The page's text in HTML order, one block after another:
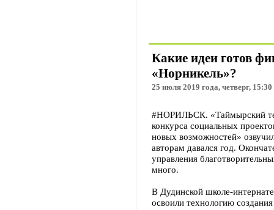
Какие идеи готов
«Норникель»?
25 июля 2019 года, четверг, 15:30
#НОРИЛЬСК. «Таймырский
конкурса социальных
новых возможностей»
авторам давался год.
управления
много.
В Дудинской школе-
освоили технологию